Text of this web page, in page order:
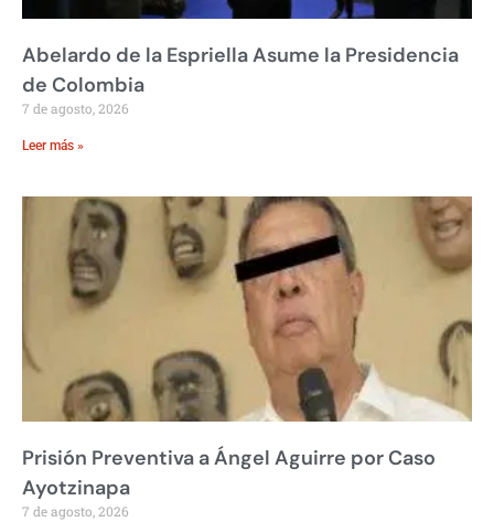
Abelardo de la Espriella Asume la Presidencia
de Colombia
7 de agosto, 2026
Leer más »
Prisión Preventiva a Ángel Aguirre por Caso
Ayotzinapa
7 de agosto, 2026